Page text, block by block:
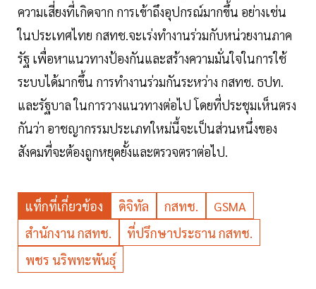
ความเสี่ยงที่เกิดจาก การเข้าถึงอุปกรณ์มากขึ้น อย่างเช่น
ในประเทศไทย กสทช.จะเร่งทำงานร่วมกับหน่วยงานภาค
รัฐ เพื่อหาแนวทางป้องกันและสร้างความมั่นใจในการใช้
ระบบได้มากขึ้น การทำงานร่วมกันระหว่าง กสทช. ธปท.
และรัฐบาล ในการวางแนวทางต่อไป โดยที่ประชุมเห็นตรง
กันว่า อาชญากรรมประเภทใหม่นี้จะเป็นส่วนหนึ่งของ
สังคมที่จะต้องถูกหยุดยั้งและตรวจตราต่อไป.
แท็กที่เกี่ยวข้อง ดิจิทัล กสทช.
GSMA
สำนักงาน กสทช.
ที่ปรึกษาประธาน กสทช.
พชร นริพทะพันธุ์